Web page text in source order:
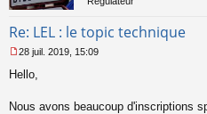
Re: LEL : le topic technique
e
28 juil. 2019, 15:09
Hello,
Nous avons beaucoup d'inscriptions